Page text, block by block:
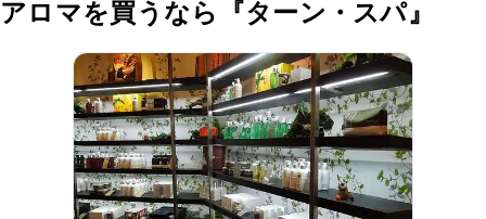
アロマを買うなら『ターン・スパ』